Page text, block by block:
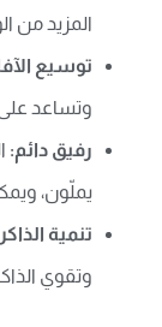
المزيد من
توسيع
وتساعد على
رفيق دائم:
يملّون،
تنمية
وتقوي